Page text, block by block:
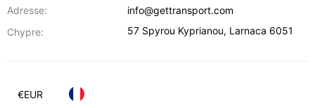
Adresse:
info@gettransport.com
Chypre:
57 Spyrou Kyprianou, Larnaca 6051
€EUR